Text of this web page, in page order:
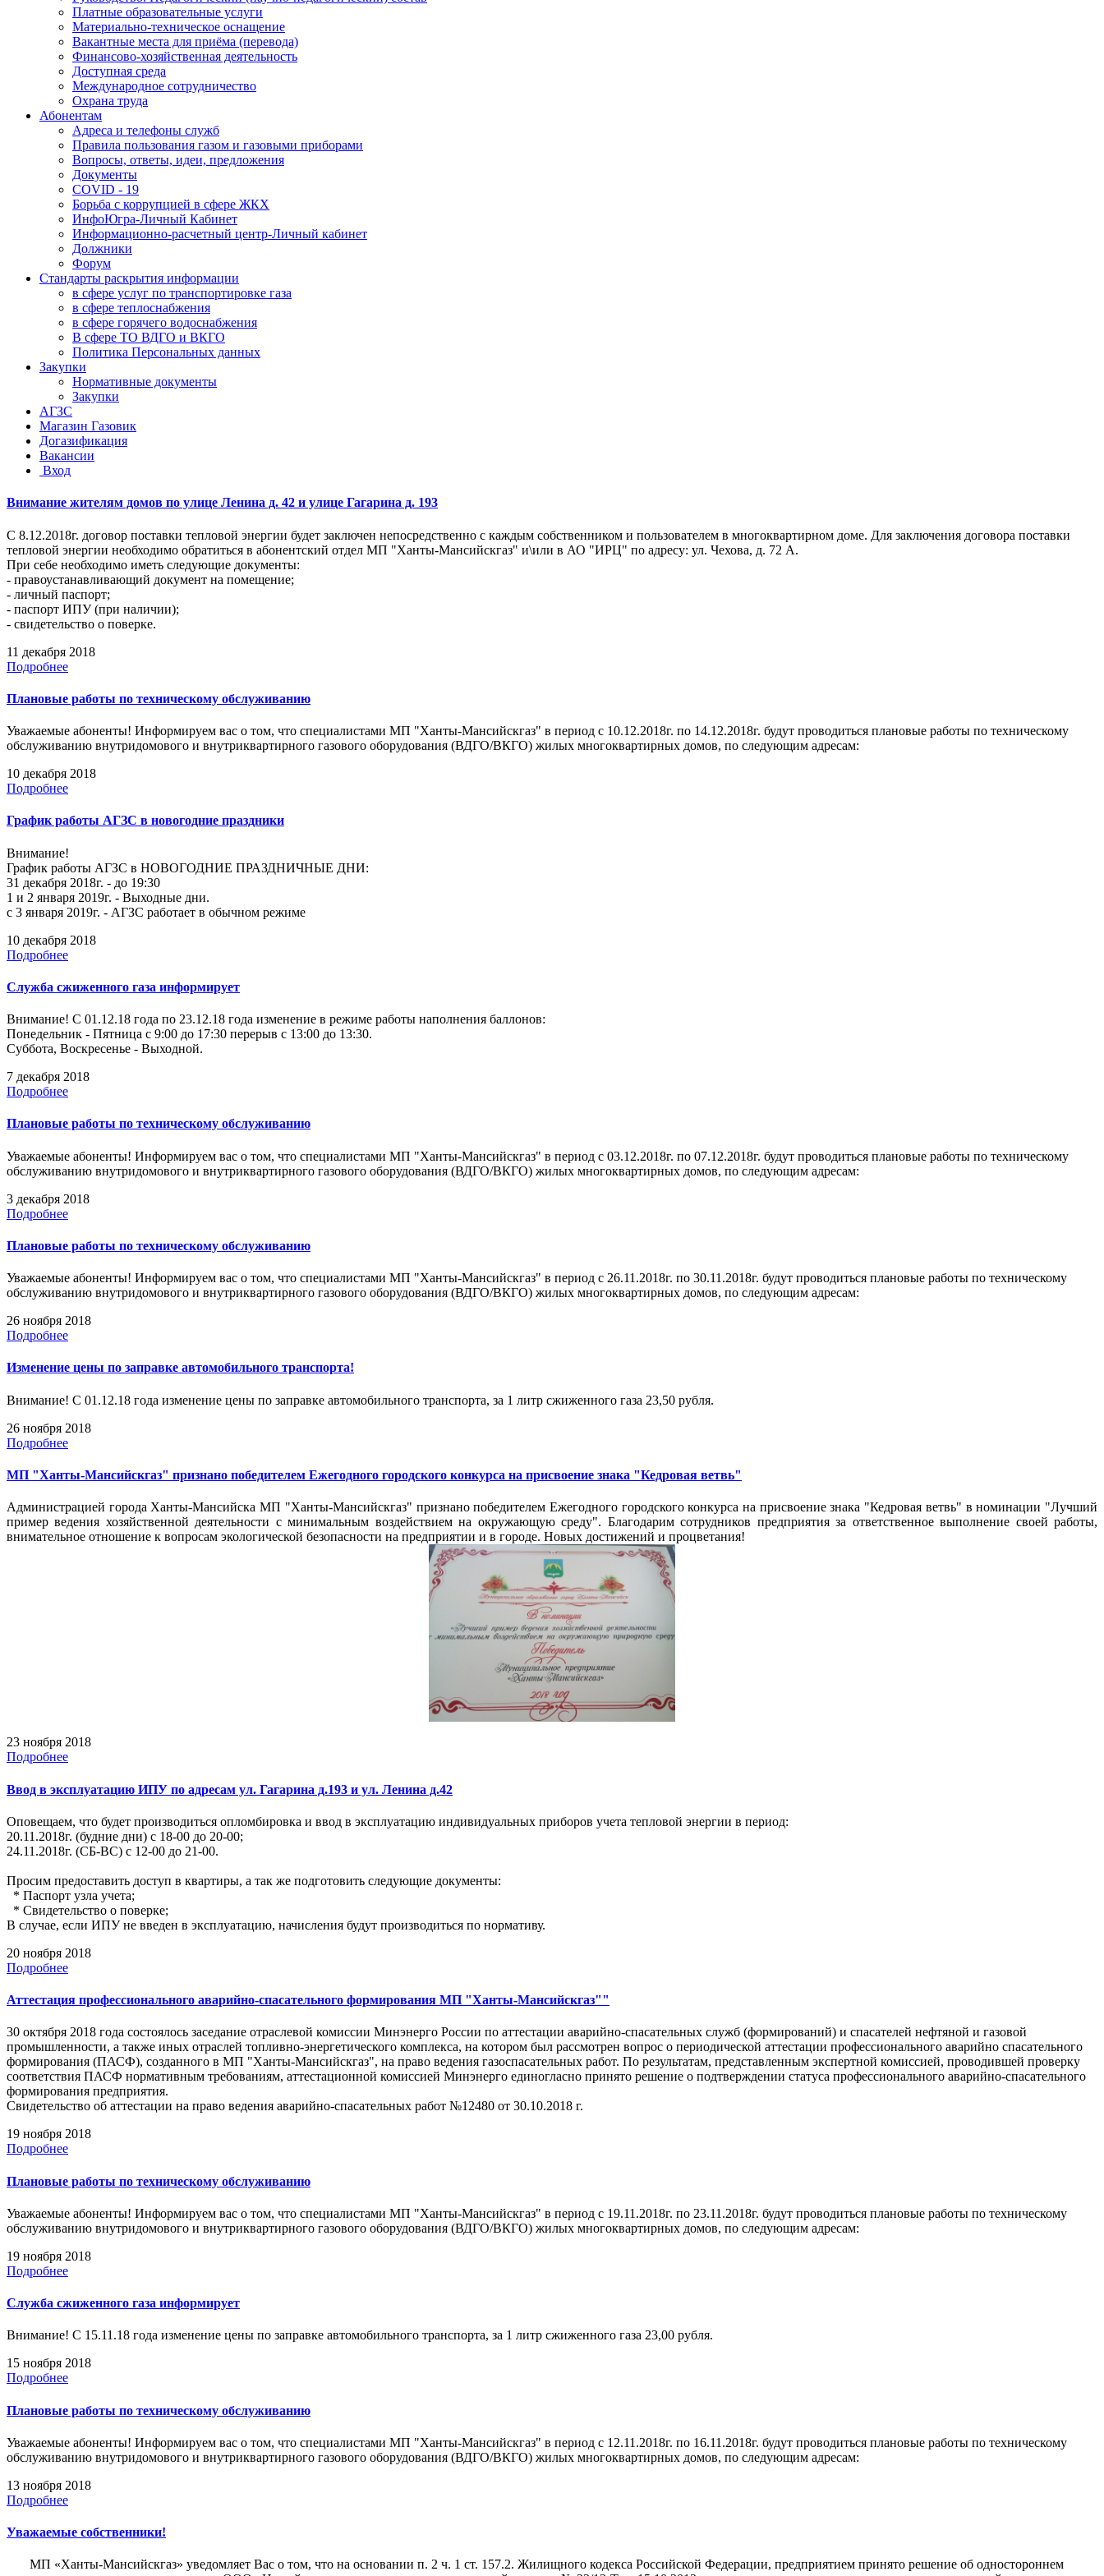
Платные образовательные услуги
Материально-техническое оснащение
Вакантные места для приёма (перевода)
Финансово-хозяйственная деятельность
Доступная среда
Международное сотрудничество
Охрана труда
Абонентам
Адреса и телефоны служб
Правила пользования газом и газовыми приборами
Вопросы, ответы, идеи, предложения
Документы
COVID - 19
Борьба с коррупцией в сфере ЖКХ
ИнфоЮгра-Личный Кабинет
Информационно-расчетный центр-Личный кабинет
Должники
Форум
Стандарты раскрытия информации
в сфере услуг по транспортировке газа
в сфере теплоснабжения
в сфере горячего водоснабжения
В сфере ТО ВДГО и ВКГО
Политика Персональных данных
Закупки
Нормативные документы
Закупки
АГЗС
Магазин Газовик
Догазификация
Вакансии
Вход
Внимание жителям домов по улице Ленина д. 42 и улице Гагарина д. 193
С 8.12.2018г. договор поставки тепловой энергии будет заключен непосредственно с каждым собственником и пользователем в многоквартирном доме. Для заключения договора поставки
тепловой энергии необходимо обратиться в абонентский отдел МП "Ханты-Мансийскгаз" и\или в АО "ИРЦ" по адресу: ул. Чехова, д. 72 А.
При себе необходимо иметь следующие документы:
- правоустанавливающий документ на помещение;
- личный паспорт;
- паспорт ИПУ (при наличии);
- свидетельство о поверке.
11 декабря 2018
Подробнее
Плановые работы по техническому обслуживанию
Уважаемые абоненты! Информируем вас о том, что специалистами МП "Ханты-Мансийскгаз" в период с 10.12.2018г. по 14.12.2018г. будут проводиться плановые работы по техническому
обслуживанию внутридомового и внутриквартирного газового оборудования (ВДГО/ВКГО) жилых многоквартирных домов, по следующим адресам:
10 декабря 2018
Подробнее
График работы АГЗС в новогодние праздники
Внимание!
График работы АГЗС в НОВОГОДНИЕ ПРАЗДНИЧНЫЕ ДНИ:
31 декабря 2018г. - до 19:30
1 и 2 января 2019г. - Выходные дни.
с 3 января 2019г. - АГЗС работает в обычном режиме
10 декабря 2018
Подробнее
Служба сжиженного газа информирует
Внимание! С 01.12.18 года по 23.12.18 года изменение в режиме работы наполнения баллонов:
Понедельник - Пятница с 9:00 до 17:30 перерыв с 13:00 до 13:30.
Суббота, Воскресенье - Выходной.
7 декабря 2018
Подробнее
Плановые работы по техническому обслуживанию
Уважаемые абоненты! Информируем вас о том, что специалистами МП "Ханты-Мансийскгаз" в период с 03.12.2018г. по 07.12.2018г. будут проводиться плановые работы по техническому
обслуживанию внутридомового и внутриквартирного газового оборудования (ВДГО/ВКГО) жилых многоквартирных домов, по следующим адресам:
3 декабря 2018
Подробнее
Плановые работы по техническому обслуживанию
Уважаемые абоненты! Информируем вас о том, что специалистами МП "Ханты-Мансийскгаз" в период с 26.11.2018г. по 30.11.2018г. будут проводиться плановые работы по техническому
обслуживанию внутридомового и внутриквартирного газового оборудования (ВДГО/ВКГО) жилых многоквартирных домов, по следующим адресам:
26 ноября 2018
Подробнее
Изменение цены по заправке автомобильного транспорта!
Внимание! С 01.12.18 года изменение цены по заправке автомобильного транспорта, за 1 литр сжиженного газа 23,50 рубля.
26 ноября 2018
Подробнее
МП "Ханты-Мансийскгаз" признано победителем Ежегодного городского конкурса на присвоение знака "Кедровая ветвь"
Администрацией города Ханты-Мансийска МП "Ханты-Мансийскгаз" признано победителем Ежегодного городского конкурса на присвоение знака "Кедровая ветвь" в номинации "Лучший
пример ведения хозяйственной деятельности с минимальным воздействием на окружающую среду". Благодарим сотрудников предприятия за ответственное выполнение своей работы,
внимательное отношение к вопросам экологической безопасности на предприятии и в городе. Новых достижений и процветания!
23 ноября 2018
Подробнее
Ввод в эксплуатацию ИПУ по адресам ул. Гагарина д.193 и ул. Ленина д.42
Оповещаем, что будет производиться опломбировка и ввод в эксплуатацию индивидуальных приборов учета тепловой энергии в период:
20.11.2018г. (будние дни) с 18-00 до 20-00;
24.11.2018г. (СБ-ВС) с 12-00 до 21-00.
Просим предоставить доступ в квартиры, а так же подготовить следующие документы:
* Паспорт узла учета;
* Свидетельство о поверке;
В случае, если ИПУ не введен в эксплуатацию, начисления будут производиться по нормативу.
20 ноября 2018
Подробнее
Аттестация профессионального аварийно-спасательного формирования МП "Ханты-Мансийскгаз""
30 октября 2018 года состоялось заседание отраслевой комиссии Минэнерго России по аттестации аварийно-спасательных служб (формирований) и спасателей нефтяной и газовой
промышленности, а также иных отраслей топливно-энергетического комплекса, на котором был рассмотрен вопрос о периодической аттестации профессионального аварийно спасательного
формирования (ПАСФ), созданного в МП "Ханты-Мансийскгаз", на право ведения газоспасательных работ. По результатам, представленным экспертной комиссией, проводившей проверку
соответствия ПАСФ нормативным требованиям, аттестационной комиссией Минэнерго единогласно принято решение о подтверждении статуса профессионального аварийно-спасательного
формирования предприятия.
Свидетельство об аттестации на право ведения аварийно-спасательных работ №12480 от 30.10.2018 г.
19 ноября 2018
Подробнее
Плановые работы по техническому обслуживанию
Уважаемые абоненты! Информируем вас о том, что специалистами МП "Ханты-Мансийскгаз" в период с 19.11.2018г. по 23.11.2018г. будут проводиться плановые работы по техническому
обслуживанию внутридомового и внутриквартирного газового оборудования (ВДГО/ВКГО) жилых многоквартирных домов, по следующим адресам:
19 ноября 2018
Подробнее
Служба сжиженного газа информирует
Внимание! С 15.11.18 года изменение цены по заправке автомобильного транспорта, за 1 литр сжиженного газа 23,00 рубля.
15 ноября 2018
Подробнее
Плановые работы по техническому обслуживанию
Уважаемые абоненты! Информируем вас о том, что специалистами МП "Ханты-Мансийскгаз" в период с 12.11.2018г. по 16.11.2018г. будут проводиться плановые работы по техническому
обслуживанию внутридомового и внутриквартирного газового оборудования (ВДГО/ВКГО) жилых многоквартирных домов, по следующим адресам:
13 ноября 2018
Подробнее
Уважаемые собственники!
МП «Ханты-Мансийскгаз» уведомляет Вас о том, что на основании п. 2 ч. 1 ст. 157.2. Жилищного кодекса Российской Федерации, предприятием принято решение об одностороннем